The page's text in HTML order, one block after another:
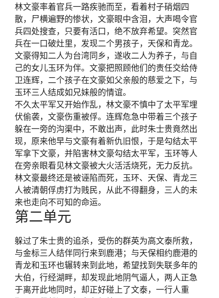
林文豪率着官兵一路疾驰而至，看着村子硝烟四
散，尸横遍野的惨状，文豪眼中含泪，大声喝令官
兵四处搜查，只要有活口，绝不放弃希望。突然官
兵在一口破灶里，发现二个男孩子，天保和青龙。
文豪得知二人为台湾同乡，遂收二人为养子，与自
己的女儿玉环为伴。文豪把照顾他们的责任交给侍
卫连辉，二个孩子在文豪如父亲般的慈爱之下，与
玉环三人结成如兄妹般的情谊。
不久太平军又开始作乱，林文豪不慎中了太平军埋
伏偷袭，文豪伤重被俘。连辉危急中带着三个孩子
躲在一旁的沟渠中，不敢出声，此时朱士贵竟然出
现，原来他早与文豪有着新仇旧恨，于是勾结太平
军拿下文豪，并陷害林文豪勾结太平军，玉环等人
在旁亲眼看见林文豪被大火活活烧死，无力反抗。
林文豪最终还是被诬陷而死，玉环、天保、青龙三
人被清朝俘虏打为贱民，从此不得翻身，三人的未
来也走向不可知的命运。
第二单元
躲过了朱士贵的追杀，受伤的群英为高文泰所救，
与金标三人结伴同行来到鹿港；与天保相约鹿港的
青龙和玉环也辗转来到此地，希望找到失联多年的
大伯，行经湖畔，却发现此地阴气逼人，两人正急
于离开此地同时，却正好碰上了文泰，一行人重